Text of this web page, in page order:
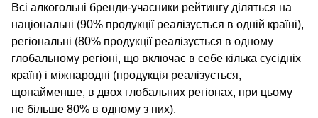
Всі алкогольні бренди-учасники рейтингу діляться на
національні (90% продукції реалізується в одній країні),
регіональні (80% продукції реалізується в одному
глобальному регіоні, що включає в себе кілька сусідніх
країн) і міжнародні (продукція реалізується,
щонайменше, в двох глобальних регіонах, при цьому
не більше 80% в одному з них).